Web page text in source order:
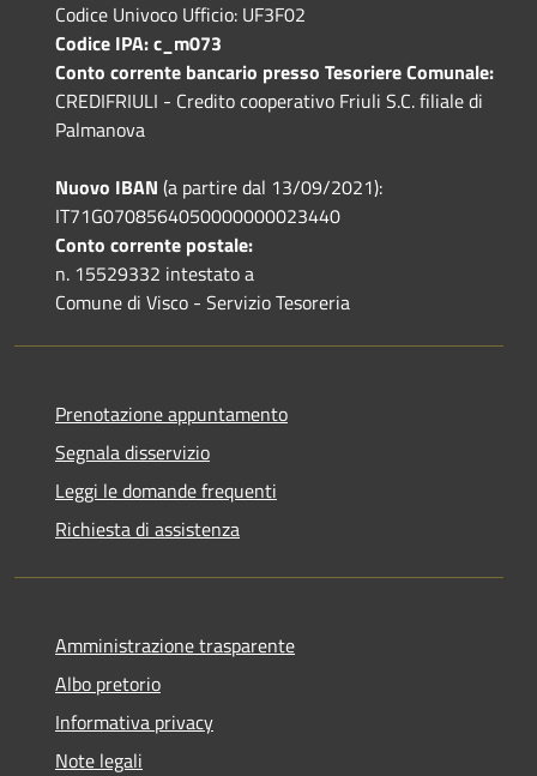
Codice Univoco Ufficio: UF3F02
Codice IPA: c_m073
Conto corrente bancario presso Tesoriere Comunale:
CREDIFRIULI - Credito cooperativo Friuli S.C. filiale di
Palmanova
Nuovo IBAN (a partire dal 13/09/2021):
IT71G0708564050000000023440
Conto corrente postale:
n. 15529332 intestato a
Comune di Visco - Servizio Tesoreria
Prenotazione appuntamento
Segnala disservizio
Leggi le domande frequenti
Richiesta di assistenza
Amministrazione trasparente
Albo pretorio
Informativa privacy
Note legali